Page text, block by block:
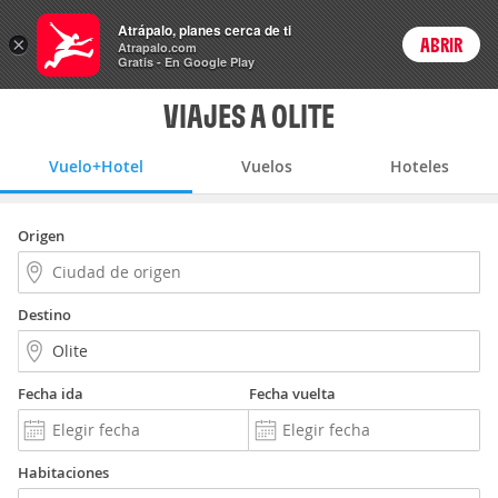
Vuelo+Hotel Login
VIAJES A OLITE
Vuelo+Hotel Vuelos Hoteles
Origen
Destino
Fecha ida Fecha vuelta
Habitaciones
×
Atrápalo, planes cerca de ti
Atrapalo.com
Gratis - En Google Play
ABRIR